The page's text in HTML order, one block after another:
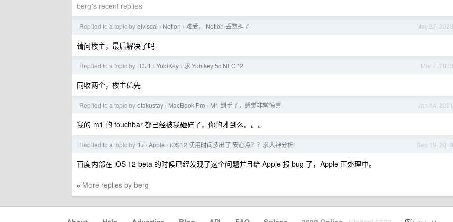
berg's recent replies
May 27, 2023
Replied to a topic byelviscai › Notion › 难受， Notion 丢数据了
请问楼主，最后解决了吗
Mar 7, 2023
Replied to a topic by B0J1 › YubiKey › 求 Yubikey 5c NFC *2
同收两个，楼主优先
Jan 14, 2021
Replied to a topic byotakustay › MacBook Pro › M1 到手了，感觉非常惊喜
我的 m1 的 touchbar 都已经被我砸碎了，你的才到么。。。
Sep 19, 2018
Replied to a topic byftu › Apple › iOS12 使用时间多出了 安心点？？求大神分析
百度内部在 iOS 12 beta 的时候已经发现了这个问题并且给 Apple 报 bug 了，Apple 正处理中。
» More replies by berg